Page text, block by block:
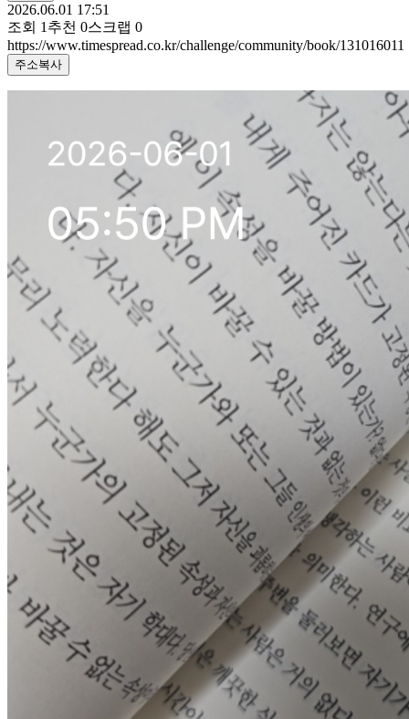
2026.06.01 17:51
조회 1 추천 0스크랩 0
https://www.timespread.co.kr/challenge/community/book/131016011
주소복사